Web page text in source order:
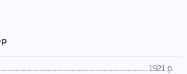
1921 р.